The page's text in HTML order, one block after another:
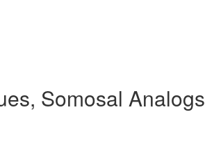
Somosal Analogs